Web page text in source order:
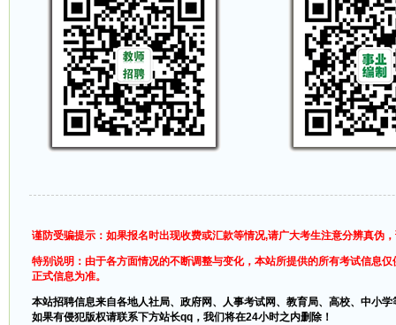
谨防受骗提示：如果报名时出现收费或汇款等情况,请广大考生注意分辨真伪
特别说明：由于各方面情况的不断调整与变化，本站所提供的所有考试信息
正式信息为准。
本站招聘信息来自各地人社局、政府网、人事考试网、教育局、高校、中小
如果有侵犯版权请联系下方站长qq，我们将在24小时之内删除！